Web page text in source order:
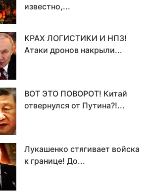
известно,...
КРАХ ЛОГИСТИКИ И НПЗ!
Атаки дронов накрыли...
ВОТ ЭТО ПОВОРОТ! Китай
отвернулся от Путина?!...
Лукашенко стягивает войска
к границе! До...